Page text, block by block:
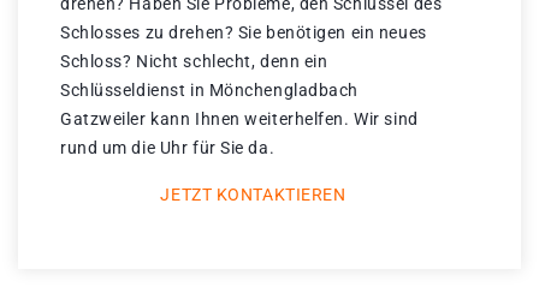
drehen? Haben Sie Probleme, den Schlüssel des
Schlosses zu drehen? Sie benötigen ein neues
Schloss? Nicht schlecht, denn ein
Schlüsseldienst in Mönchengladbach
Gatzweiler kann Ihnen weiterhelfen. Wir sind
rund um die Uhr für Sie da.
JETZT KONTAKTIEREN